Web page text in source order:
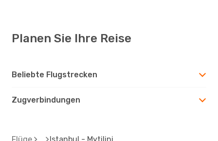
Planen Sie Ihre Reise
Beliebte Flugstrecken
Zugverbindungen